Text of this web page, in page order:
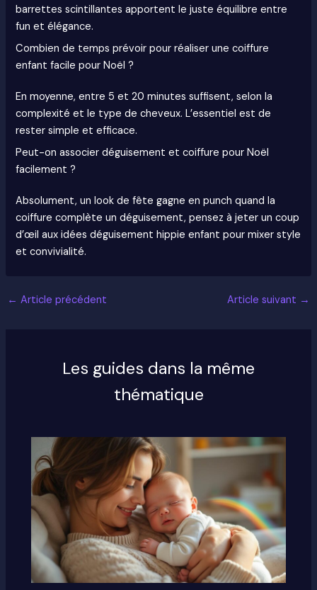
barrettes scintillantes apportent le juste équilibre entre
fun et élégance.
Combien de temps prévoir pour réaliser une coiffure
enfant facile pour Noël ?
En moyenne, entre 5 et 20 minutes suffisent, selon la
complexité et le type de cheveux. L’essentiel est de
rester simple et efficace.
Peut-on associer déguisement et coiffure pour Noël
facilement ?
Absolument, un look de fête gagne en punch quand la
coiffure complète un déguisement, pensez à jeter un coup
d’œil aux idées déguisement hippie enfant pour mixer style
et convivialité.
← Article précédent Article suivant →
Les guides dans la même
thématique